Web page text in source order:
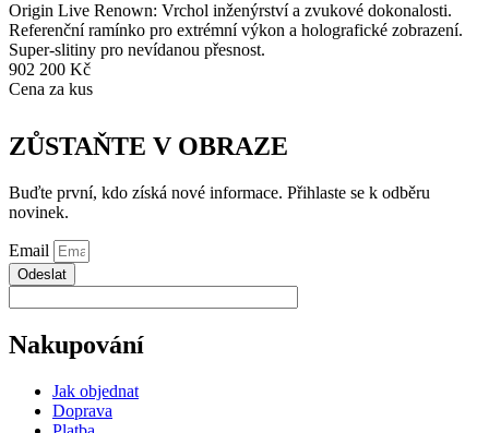
Origin Live Renown: Vrchol inženýrství a zvukové dokonalosti.
Referenční ramínko pro extrémní výkon a holografické zobrazení.
Super-slitiny pro nevídanou přesnost.
902 200 Kč
Cena za kus
ZŮSTAŇTE V OBRAZE
Buďte první, kdo získá nové informace. Přihlaste se k odběru
novinek.
Email
Odeslat
Nakupování
Jak objednat
Doprava